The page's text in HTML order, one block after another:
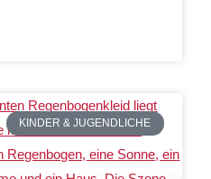
KINDER & JUGENDLICHE